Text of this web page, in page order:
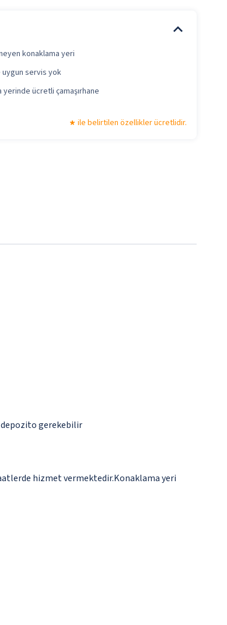
konaklama yeri
servis yok
yerinde ücretli çamaşırhane
ile belirtilen özellikler ücretlidir.
depozito gerekebilir
hizmet vermektedir.Konaklama yeri